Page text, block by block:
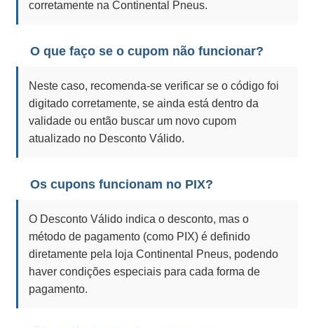
corretamente na Continental Pneus.
O que faço se o cupom não funcionar?
Neste caso, recomenda-se verificar se o código foi
digitado corretamente, se ainda está dentro da
validade ou então buscar um novo cupom
atualizado no Desconto Válido.
Os cupons funcionam no PIX?
O Desconto Válido indica o desconto, mas o
método de pagamento (como PIX) é definido
diretamente pela loja Continental Pneus, podendo
haver condições especiais para cada forma de
pagamento.